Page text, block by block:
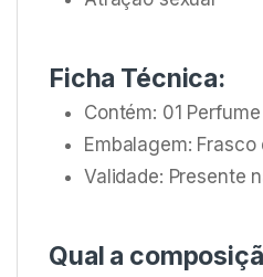
Ficha Técnica:
Contém: 01 Perfume
Embalagem: Frasco
Validade: Presente
Qual a